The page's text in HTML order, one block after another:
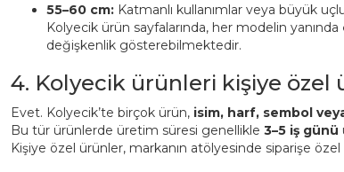
55–60 cm: Katmanlı kullanımlar veya büyük
Kolyecik ürün sayfalarında, her modelin yanında
değişkenlik gösterebilmektedir.
4. Kolyecik ürünleri kişiye özel
Evet. Kolyecik’te birçok ürün, isim, harf, sembol
Bu tür ürünlerde üretim süresi genellikle 3–5 iş günü
Kişiye özel ürünler, markanın atölyesinde siparişe